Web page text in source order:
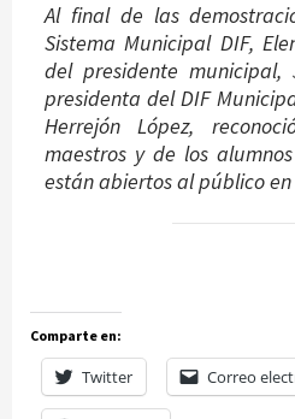
Al final de las
Sistema Municipal DIF,
del presidente municipal,
presidenta del DIF
Herrejón López,
maestros y de los
están abiertos al público
Comparte en:
Twitter Correo